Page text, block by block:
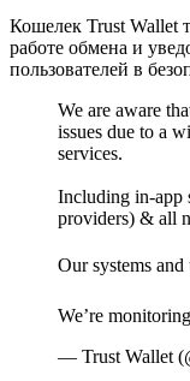
Кошелек Trust Wallet
работе обмена и
пользователей в
We are aware
issues due to a
services.
Including in-app
providers) & all
Our systems
We’re
— Trust Wallet